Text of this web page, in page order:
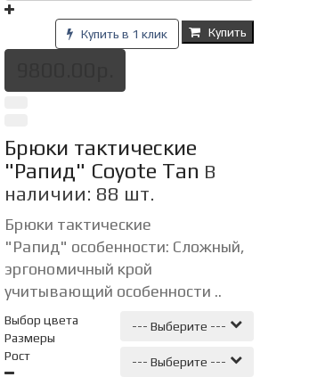
Купить в 1 клик Купить
Брюки тактические
"Рапид" Coyote Tan В
наличии: 88 шт.
Брюки тактические
"Рапид" особенности: Сложный,
эргономичный крой
учитывающий особенности ..
Выбор цвета
--- Выберите ---
Размеры
--- Выберите ---
Рост